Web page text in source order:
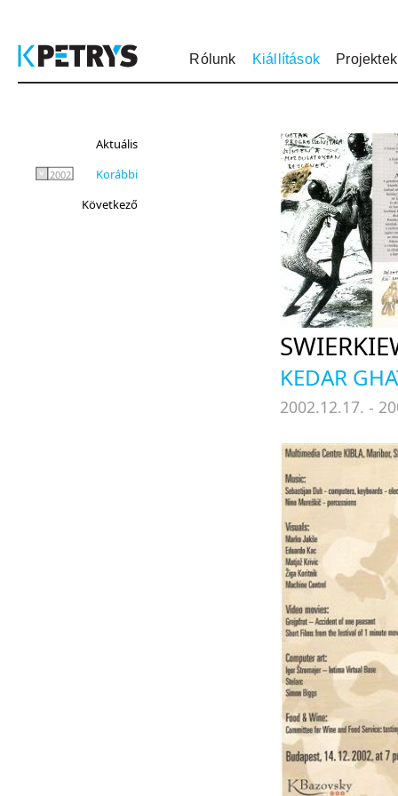
Rólunk Kiállítások Projektek
Aktuális
2002
Korábbi
Következő
KEDAR
2002.12.17. -